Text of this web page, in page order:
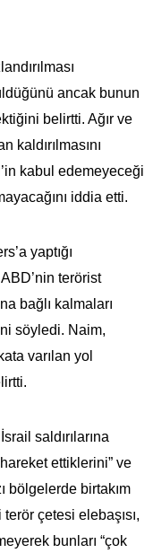
ancak bunun
belirtti. Ağır ve
kaldırılmasını
kabul edemeyeceği
iddia etti.
yaptığı
terörist
bağlı kalmaları
söyledi. Naim,
varılan yol
saldırılarına
ettiklerini” ve
bölgelerde birtakım
çetesi elebaşısı,
bunları “çok